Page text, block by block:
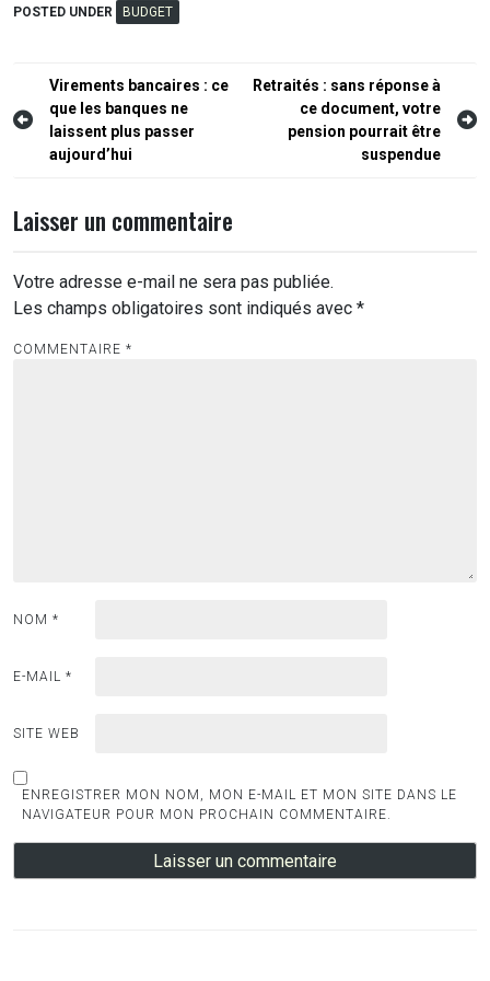
POSTED UNDER BUDGET
Navigation
de
l’article
Virements bancaires : ce
que les banques ne
laissent plus passer
aujourd’hui
Retraités : sans réponse à
ce document, votre
pension pourrait être
suspendue
Laisser un commentaire
Votre adresse e-mail ne sera pas publiée.
Les champs obligatoires sont indiqués avec *
COMMENTAIRE *
NOM *
E-MAIL *
SITE WEB
ENREGISTRER MON NOM, MON E-MAIL ET MON SITE DANS LE
NAVIGATEUR POUR MON PROCHAIN COMMENTAIRE.